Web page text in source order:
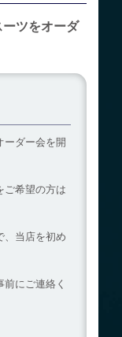
ツをオーダ
ーダー会を開
ご希望の方は
、当店を初め
にご連絡く